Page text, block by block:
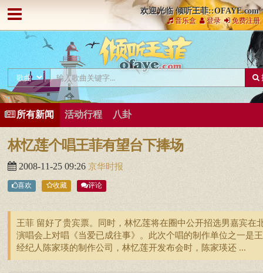
欢迎光临 倾听王菲::OFAYE.com
音乐盒 登录 免费注册
所有新闻 活动行程 八卦
林忆莲个唱王菲有望台下捧场
2008-11-25 09:26 京华时报
喜欢 收藏 评论
王菲 留好了贵宾票。同时，林忆莲将在圈中公开招选男嘉宾在
演唱会上对唱《当爱已成往事》。此次个唱的制作单位之一是
经纪人陈家瑛的制作公司，林忆莲开发布会时，陈家瑛还 ...